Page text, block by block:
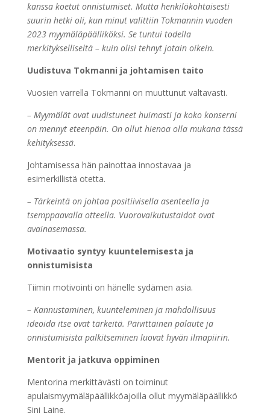
kanssa koetut onnistumiset. Mutta henkilökohtaisesti
suurin hetki oli, kun minut valittiin Tokmannin vuoden
2023 myymäläpäälliköksi. Se tuntui todella
merkitykselliseltä – kuin olisi tehnyt jotain oikein.
Uudistuva Tokmanni ja johtamisen taito
Vuosien varrella Tokmanni on muuttunut valtavasti.
– Myymälät ovat uudistuneet huimasti ja koko konserni
on mennyt eteenpäin. On ollut hienoa olla mukana tässä
kehityksessä.
Johtamisessa hän painottaa innostavaa ja
esimerkillistä otetta.
– Tärkeintä on johtaa positiivisella asenteella ja
tsemppaavalla otteella. Vuorovaikutustaidot ovat
avainasemassa.
Motivaatio syntyy kuuntelemisesta ja
onnistumisista
Tiimin motivointi on hänelle sydämen asia.
– Kannustaminen, kuunteleminen ja mahdollisuus
ideoida itse ovat tärkeitä. Päivittäinen palaute ja
onnistumisista palkitseminen luovat hyvän ilmapiirin.
Mentorit ja jatkuva oppiminen
Mentorina merkittävästi on toiminut
apulaismyymäläpäällikköajoilla ollut myymäläpäällikkö
Sini Laine.